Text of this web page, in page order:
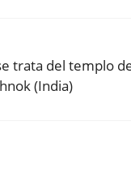
trata del templo
(India)